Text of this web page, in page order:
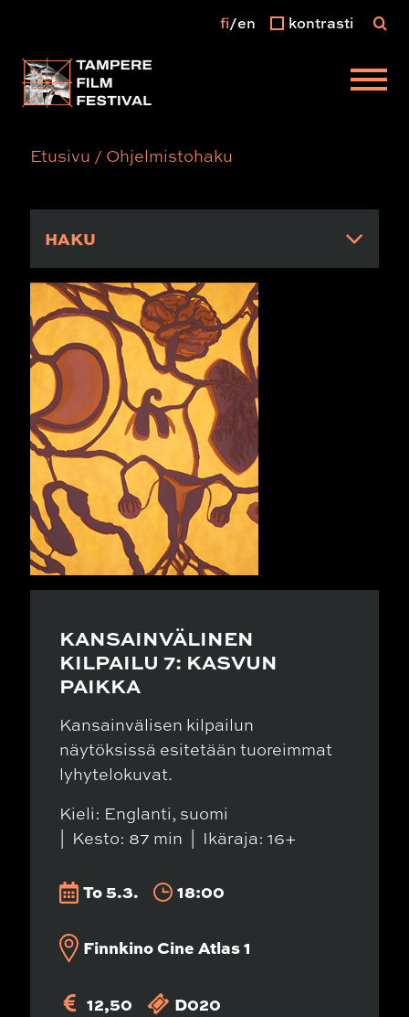
Päävalikko
fi en kontrasti
Etusivu / Ohjelmistohaku
HAKU
KANSAINVÄLINEN
KILPAILU 7: KASVUN
PAIKKA
Kansainvälisen kilpailun
näytöksissä esitetään tuoreimmat
lyhytelokuvat.
Kieli: Englanti, suomi
Kesto: 87 min
Ikäraja: 16+
To 5.3. 18:00
Finnkino Cine Atlas 1
12,50 D020